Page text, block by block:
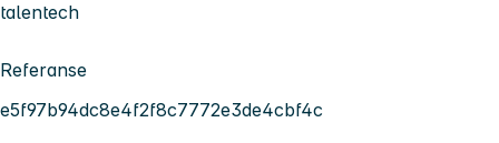
talentech
Referanse
e5f97b94dc8e4f2f8c7772e3de4cbf4c